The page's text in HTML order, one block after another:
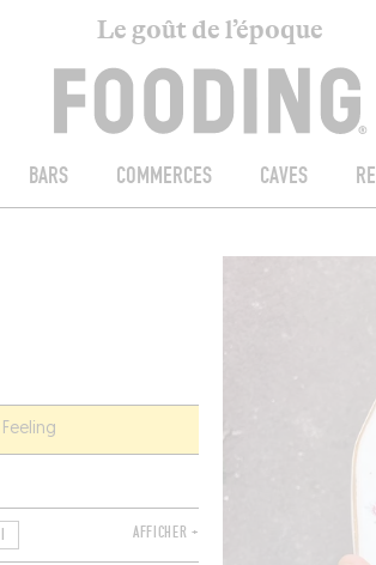
Le goût de l’époque
BARS COMMERCES CAVES
Feeling
AFFICHER +